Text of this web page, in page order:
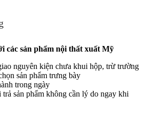
các sản phẩm nội thất xuất Mỹ
nguyên kiện chưa khui hộp, trừ trường
sản phẩm trưng bày
trong ngày
sản phẩm không cần lý do ngay khi